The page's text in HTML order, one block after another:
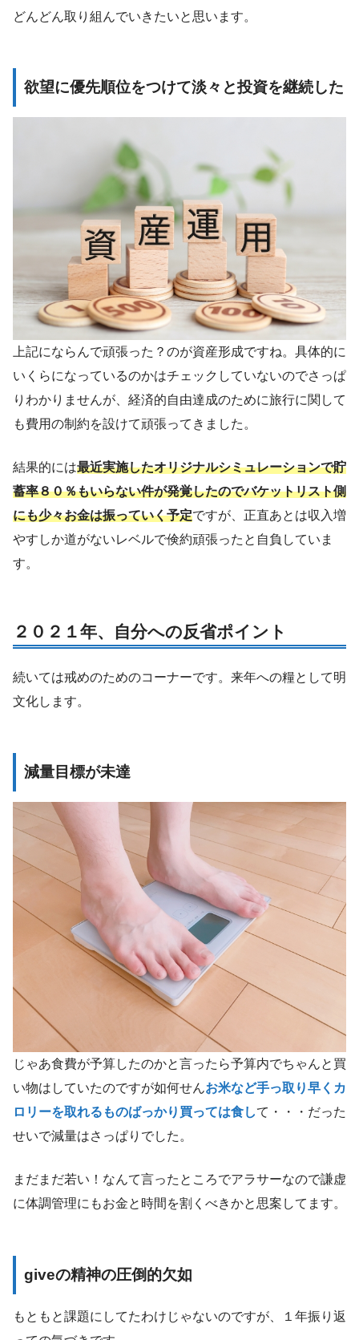
どんどん取り組んでいきたいと思います。
欲望に優先順位をつけて淡々と投資を継続した
上記にならんで頑張った？のが資産形成ですね。具体的に
いくらになっているのかはチェックしていないのでさっぱ
りわかりませんが、経済的自由達成のために旅行に関して
も費用の制約を設けて頑張ってきました。
結果的には最近実施したオリジナルシミュレーションで貯
蓄率８０％もいらない件が発覚したのでバケットリスト側
にも少々お金は振っていく予定ですが、正直あとは収入増
やすしか道がないレベルで倹約頑張ったと自負していま
す。
２０２１年、自分への反省ポイント
続いては戒めのためのコーナーです。来年への糧として明
文化します。
減量目標が未達
じゃあ食費が予算したのかと言ったら予算内でちゃんと買
い物はしていたのですが如何せんお米など手っ取り早くカ
ロリーを取れるものばっかり買っては食して・・・だった
せいで減量はさっぱりでした。
まだまだ若い！なんて言ったところでアラサーなので謙虚
に体調管理にもお金と時間を割くべきかと思案してます。
giveの精神の圧倒的欠如
もともと課題にしてたわけじゃないのですが、１年振り返